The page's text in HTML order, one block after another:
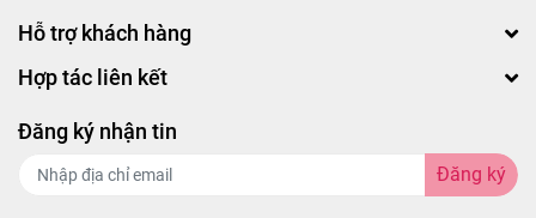
Hỗ trợ khách hàng
Hợp tác liên kết
Đăng ký nhận tin
Đăng ký